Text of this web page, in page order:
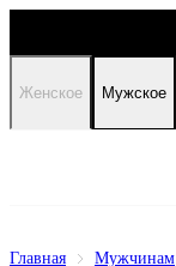
Женское Мужское
Главная Мужчинам